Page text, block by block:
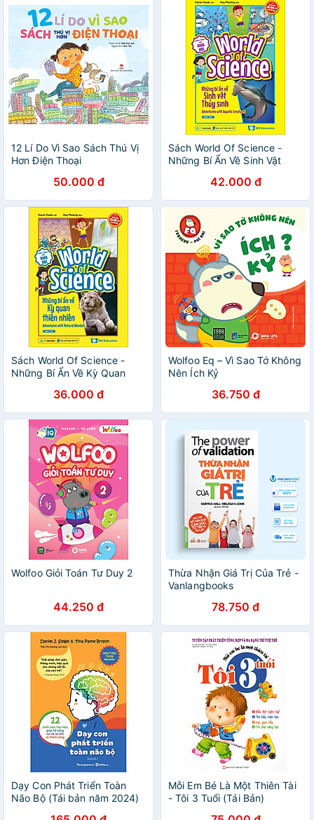
12 Lí Do Vì Sao Sách Thú Vị
Hơn Điện Thoại
50.000 đ
Sách World Of Science -
Những Bí Ẩn Về Sinh Vật
42.000 đ
Sách World Of Science -
Những Bí Ẩn Về Kỳ Quan
36.000 đ
Wolfoo Eq – Vì Sao Tớ Không
Nên Ích Kỷ
36.750 đ
Wolfoo Giỏi Toán Tư Duy 2
44.250 đ
Thừa Nhận Giá Trị Của Trẻ -
Vanlangbooks
78.750 đ
Dạy Con Phát Triển Toàn
Não Bộ (Tái bản năm 2024)
Mỗi Em Bé Là Một Thiên Tài
- Tôi 3 Tuổi (Tái Bản)